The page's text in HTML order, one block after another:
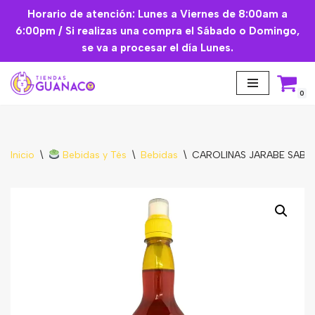
Saltar
contenido
Horario de atención: Lunes a Viernes de 8:00am a
6:00pm / Si realizas una compra el Sábado o Domingo,
se va a procesar el día Lunes.
0
Inicio \ Bebidas y Tés \ Bebidas \ CAROLINAS JARABE